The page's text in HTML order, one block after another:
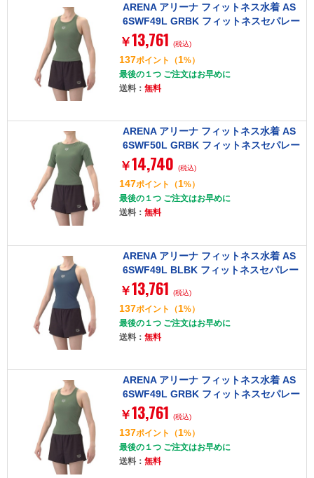
ARENA アリーナ フィットネス水着 AS
6SWF49L GRBK フィットネスセパレー
ト(Yバック・ミドルレッグ・差し込みパ
ッド) L グリーン×ブラック レディース
￥13,761 (税込)
137ポイント （1%）
最後の１つ ご注文はお早めに
送料： 無料
ARENA アリーナ フィットネス水着 AS
6SWF50L GRBK フィットネスセパレー
ト(カバーバック・ミドルレッグ・差し
込みパッド) L グリーン×ブラック レデ
ィース
￥14,740 (税込)
147ポイント （1%）
最後の１つ ご注文はお早めに
送料： 無料
ARENA アリーナ フィットネス水着 AS
6SWF49L BLBK フィットネスセパレー
ト(Yバック・ミドルレッグ・差し込みパ
ッド) L ブルー×ブラック レディース
￥13,761 (税込)
137ポイント （1%）
最後の１つ ご注文はお早めに
送料： 無料
ARENA アリーナ フィットネス水着 AS
6SWF49L GRBK フィットネスセパレー
ト(Yバック・ミドルレッグ・差し込みパ
ッド) M グリーン×ブラック レディース
￥13,761 (税込)
137ポイント （1%）
最後の１つ ご注文はお早めに
送料： 無料